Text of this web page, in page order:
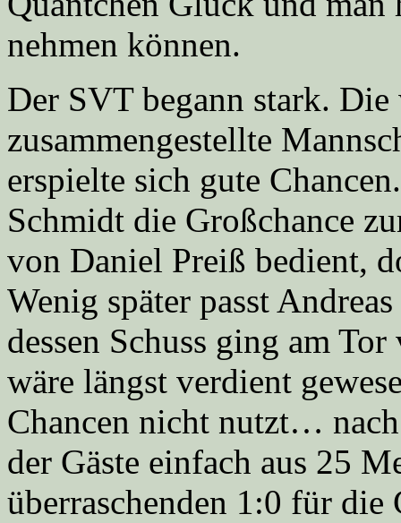
nehmen können.
Der SVT begann stark.
zusammengestellte
erspielte sich gute
Schmidt die Großchance
von Daniel Preiß bedient,
Wenig später passt
dessen Schuss ging am
wäre längst verdient
Chancen nicht nutzt…
der Gäste einfach aus 25
überraschenden 1:0 für die